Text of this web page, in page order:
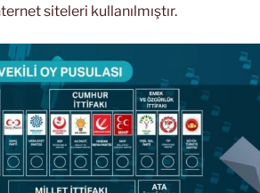
siteleri kullanılmıştır.